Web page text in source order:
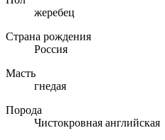
жеребец
Страна рождения
Россия
Масть
гнедая
Порода
Чистокровная английская